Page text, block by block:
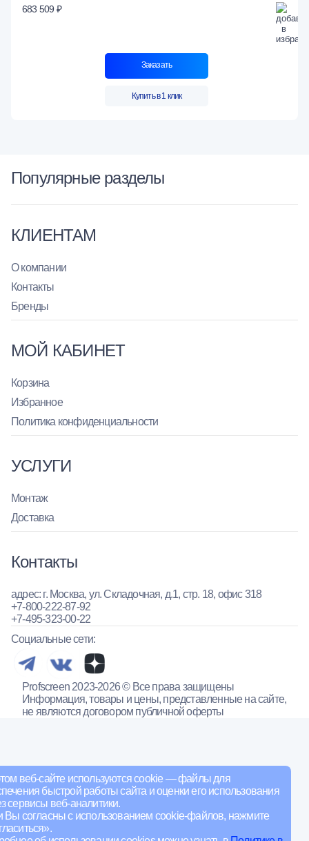
веб-сайте используются cookie — файлы для
быстрой работы сайта и оценки его использования
сервисы веб-аналитики.
Вы согласны с использованием cookie-файлов, нажмите
683 509 ₽
Заказать
Купить в 1 клик
Популярные разделы
КЛИЕНТАМ
О компании
Контакты
Бренды
МОЙ КАБИНЕТ
Корзина
Избранное
Политика конфиденциальности
УСЛУГИ
Монтаж
Доставка
Контакты
адрес: г. Москва, ул. Складочная, д.1, стр. 18, офис 318
+7-800-222-87-92
+7-495-323-00-22
Социальные сети:
Profscreen 2023-2026 © Все права защищены
Информация, товары и цены, представленные на сайте,
не являются договором публичной оферты